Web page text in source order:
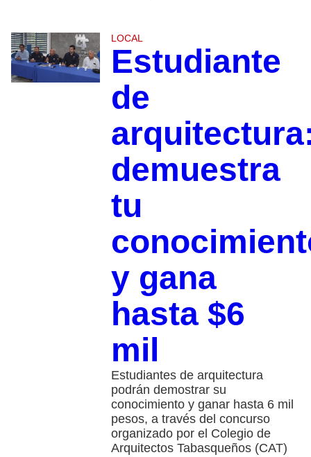
LOCAL
Estudiante
de
demuestra
tu
y gana
hasta $6
mil
Estudiantes de arquitectura
podrán demostrar su
conocimiento y ganar hasta 6 mil
pesos, a través del concurso
organizado por el Colegio de
Arquitectos Tabasqueños (CAT)